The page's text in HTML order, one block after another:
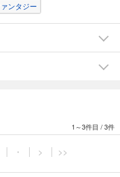
ンタジー
1～3件目 /3件
・ > >>